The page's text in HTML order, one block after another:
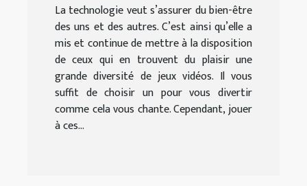
La technologie veut s’assurer du bien-être
des uns et des autres. C’est ainsi qu’elle a
mis et continue de mettre à la disposition
de ceux qui en trouvent du plaisir une
grande diversité de jeux vidéos. Il vous
suffit de choisir un pour vous divertir
comme cela vous chante. Cependant, jouer
à ces...